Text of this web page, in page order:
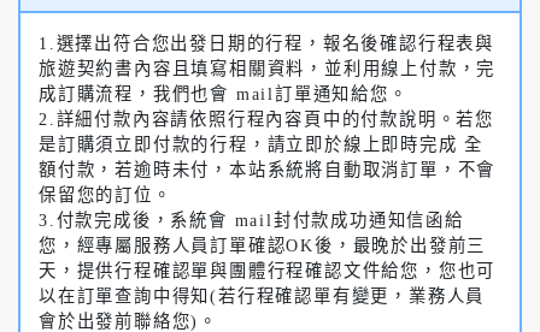
1.選擇出符合您出發日期的行程，報名後確認行程表與
旅遊契約書內容且填寫相關資料，並利用線上付款，完
成訂購流程，我們也會 mail訂單通知給您。
2.詳細付款內容請依照行程內容頁中的付款說明。若您
是訂購須立即付款的行程，請立即於線上即時完成 全
額付款，若逾時未付，本站系統將自動取消訂單，不會
保留您的訂位。
3.付款完成後，系統會 mail封付款成功通知信函給
您，經專屬服務人員訂單確認OK後，最晚於出發前三
天，提供行程確認單與團體行程確認文件給您，您也可
以在訂單查詢中得知(若行程確認單有變更，業務人員
會於出發前聯絡您)。